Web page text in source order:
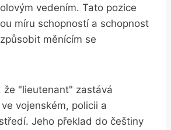
vedením. Tato pozice
míru schopností a schopnost
měnícím se
že "lieutenant" zastává
vojenském, policii a
Jeho překlad do češtiny